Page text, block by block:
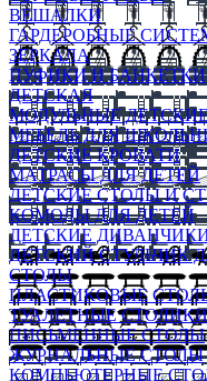
ВЕШАЛКИ
ГАРДЕРОБНЫЕ
ЗЕРКАЛА
ПУФИКИ И БАНКЕТКИ
ДЕТСКАЯ
МОДУЛЬНЫЕ
МЕБЕЛЬ ДЛЯ
ДЕТСКИЕ КРОВАТИ
МАТРАСЫ ДЛЯ ДЕТЕЙ
ДЕТСКИЕ СТОЛЫ И
КОМОДЫ ДЛЯ ДЕТЕЙ
ДЕТСКИЕ
ДЕТСКИЙ СТУЛЬЧИК
СТОЛЫ
ПЛАСТИКОВЫЕ
ТУАЛЕТНЫЕ СТОЛИКИ
ПИСЬМЕННЫЕ СТОЛЫ
ЖУРНАЛЬНЫЕ СТОЛЫ
КОМПЬЮТЕРНЫЕ